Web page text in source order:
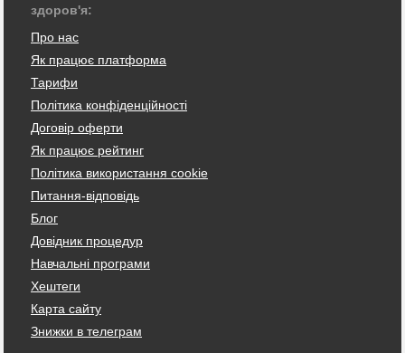
здоров'я:
Про нас
Як працює платформа
Тарифи
Політика конфіденційності
Договір оферти
Як працює рейтинг
Політика використання cookie
Питання-відповідь
Блог
Довідник процедур
Навчальні програми
Хештеги
Карта сайту
Знижки в телеграм